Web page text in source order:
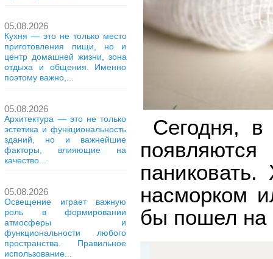
05.08.2026
Кухня — это не только место
приготовления пищи, но и
центр домашней жизни, зона
отдыха и общения. Именно
поэтому важно,...
05.08.2026
Архитектура — это не только
эстетика и функциональность
зданий, но и важнейшие
факторы, влияющие на
качество...
05.08.2026
Освещение играет важную
роль в формировании
атмосферы и
функциональности любого
пространства. Правильное
использование...
Сегодня, в
насморком
бы пошел на